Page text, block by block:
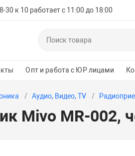
к 10 работает с 11:00 до 18:00
Опт и работа с ЮР лицами
Аудио, Видео, TV
Mivo MR-002,